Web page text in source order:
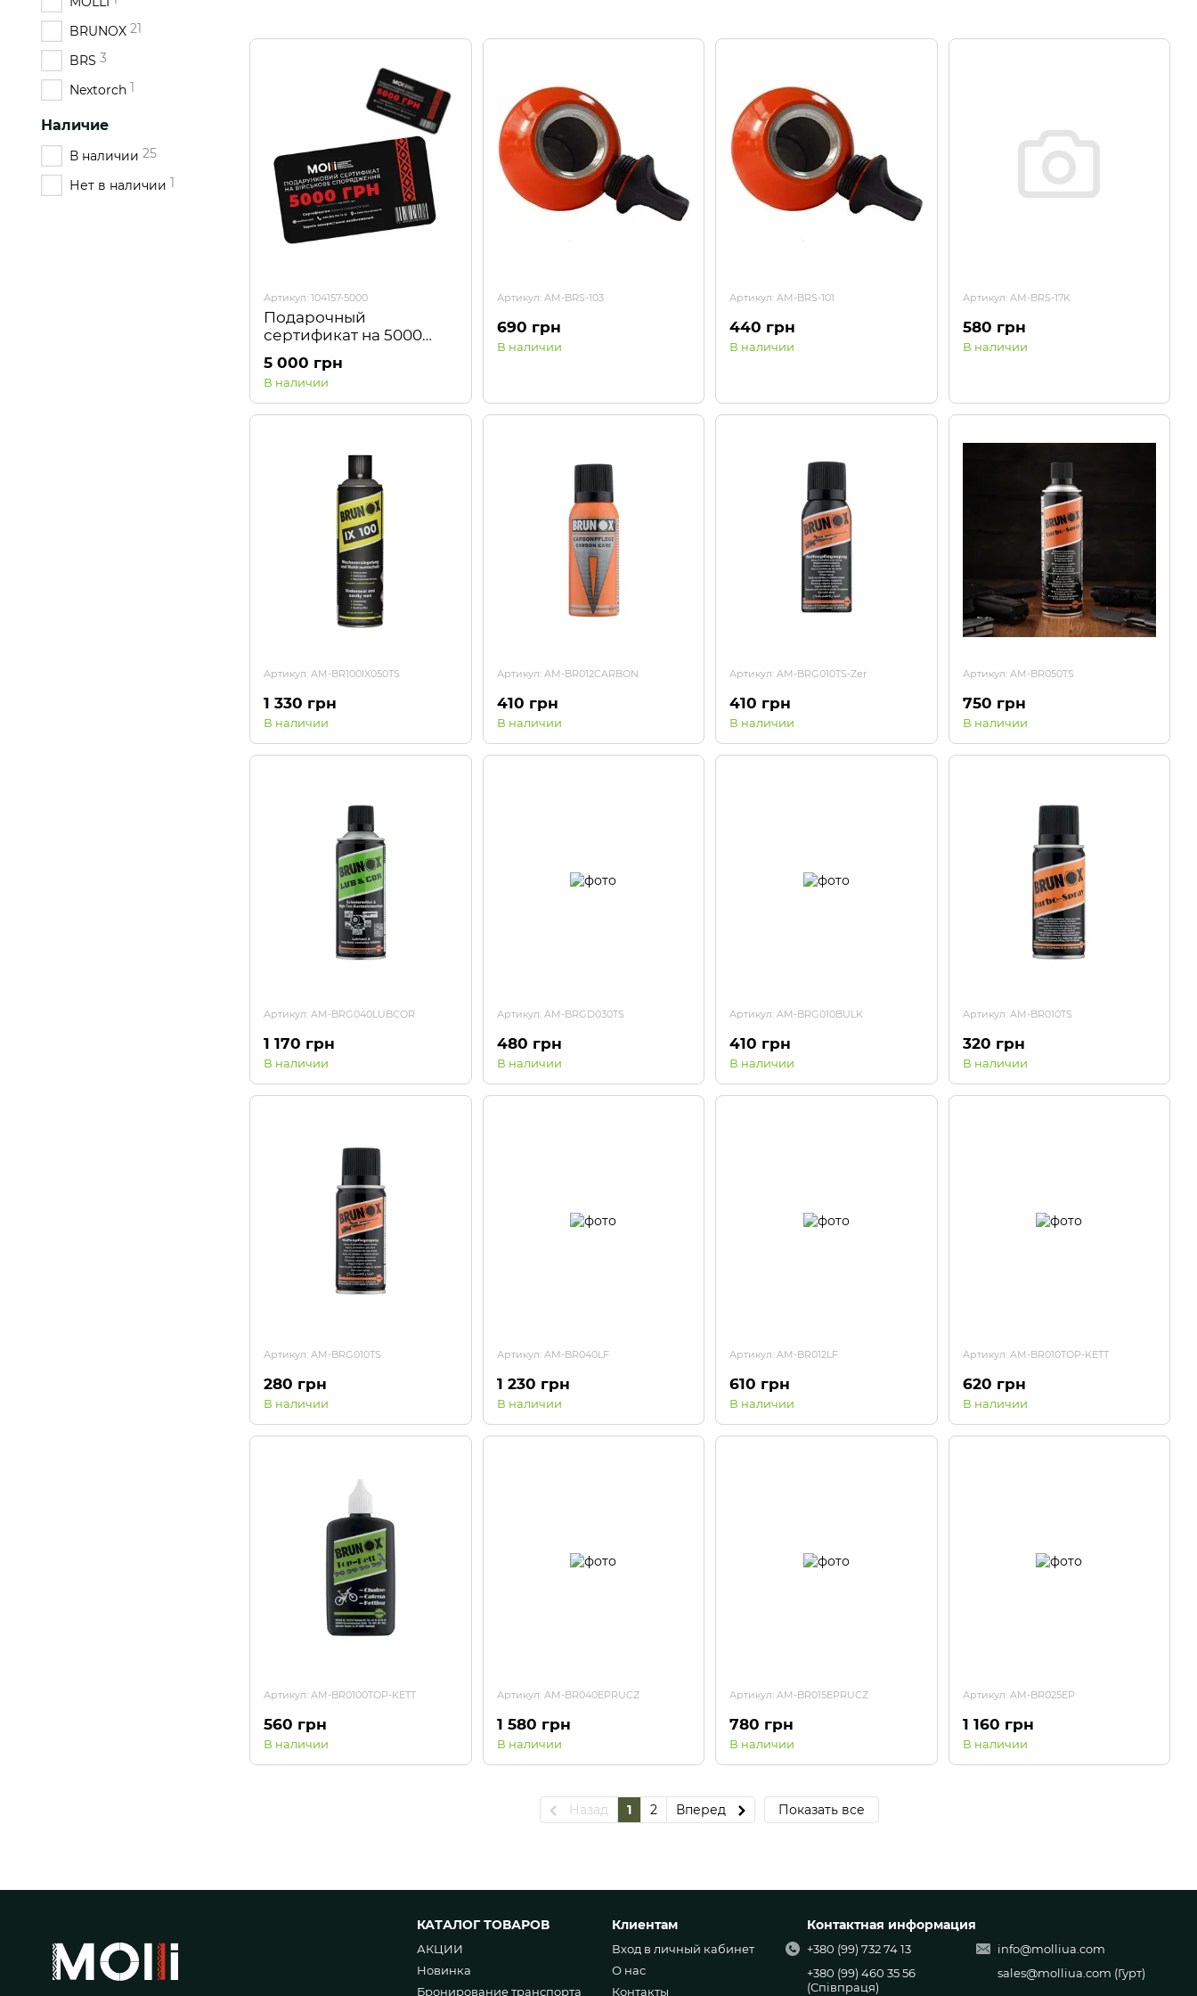
Артикул: 104157-5000
Подарочный
сертификат на 5000
ГРН
5 000 грн
В наличии
Артикул: AM-BRS-103
690 грн
В наличии
Артикул: AM-BRS-101
440 грн
В наличии
Артикул: AM-BRS-17K
580 грн
В наличии
Артикул: AM-BR100IX050TS
1 330 грн
В наличии
Артикул: AM-BR012CARBON
410 грн
В наличии
Артикул: AM-BRG010TS-Zer
410 грн
В наличии
Артикул: AM-BR050TS
750 грн
В наличии
Артикул: AM-BRG040LUBCOR
1 170 грн
В наличии
Артикул: AM-BRGD030TS
480 грн
В наличии
Артикул: AM-BRG010BULK
410 грн
В наличии
Артикул: AM-BR010TS
320 грн
В наличии
Артикул: AM-BRG010TS
280 грн
В наличии
Артикул: AM-BR040LF
1 230 грн
В наличии
Артикул: AM-BR012LF
610 грн
В наличии
Артикул: AM-BR010TOP-KETT
620 грн
В наличии
Артикул: AM-BR0100TOP-KETT
560 грн
В наличии
Артикул: AM-BR040EPRUCZ
1 580 грн
В наличии
Артикул: AM-BR015EPRUCZ
780 грн
В наличии
Артикул: AM-BR025EP
1 160 грн
В наличии
Назад 1 2 Вперед Показать все
BRUNOX 21
BRS 3
Nextorch 1
Наличие
В наличии 25
Нет в наличии 1
КАТАЛОГ ТОВАРОВ
АКЦИИ
Новинка
Бронирование транспорта
Клиентам
Вход в личный кабинет
О нас
Контакты
Контактная информация
+380 (99) 732 74 13
+380 (99) 460 35 56
(Співпраця)
info@molliua.com
sales@molliua.com (Гурт)